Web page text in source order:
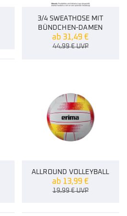
3/4 SWEATHOSE MIT
BÜNDCHEN-DAMEN
ab 31,49€
44,99€UVP
ALLROUND VOLLEYBALL
ab 13,99€
19,99€UVP